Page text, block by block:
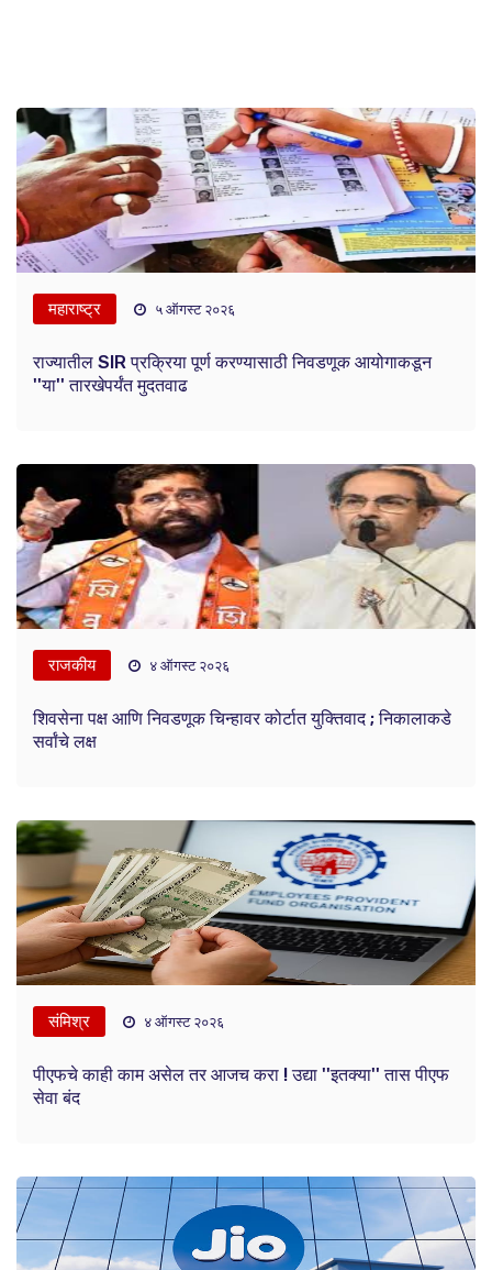
महाराष्ट्र ५ ऑगस्ट २०२६
राज्यातील SIR प्रक्रिया पूर्ण करण्यासाठी निवडणूक आयोगाकडून
''या'' तारखेपर्यंत मुदतवाढ
राजकीय ४ ऑगस्ट २०२६
शिवसेना पक्ष आणि निवडणूक चिन्हावर कोर्टात युक्तिवाद ; निकालाकडे
सर्वांचे लक्ष
संमिश्र ४ ऑगस्ट २०२६
पीएफचे काही काम असेल तर आजच करा ! उद्या ''इतक्या'' तास पीएफ
सेवा बंद